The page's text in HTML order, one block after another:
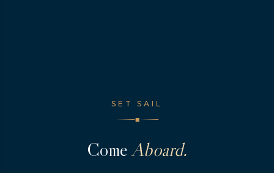
SET SAIL
◆
ComeAboard.